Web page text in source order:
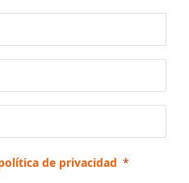
algunos de los
Jordi Cabré, Rafael
os ofrecemos un
dentro de esta
de privacidad